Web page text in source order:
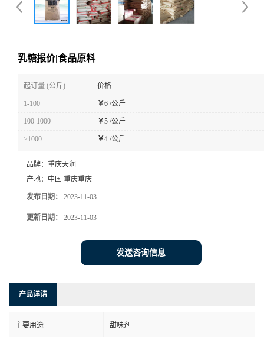
乳糖报价|食品原料
起订量 (公斤) 价格
1-100 ￥6 /公斤
100-1000 ￥5 /公斤
≥1000 ￥4 /公斤
品牌： 重庆天润
产地： 中国 重庆重庆
发布日期： 2023-11-03
更新日期： 2023-11-03
发送咨询信息
产品详请
主要用途 甜味剂